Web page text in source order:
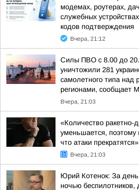
модемах, роутерах,
служебных
кодов подтверждения
Вчера, 21:12
Силы ПВО с 8.00 до
уничтожили 281
самолетного типа над
регионами, сообщает
Вчера, 21:03
«Количество ракетно-
уменьшается, поэтому
что атаки прекратятся»
Вчера, 21:03
Юрий Котенок: За
ночью беспилотников,